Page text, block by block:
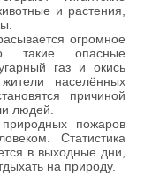
и растения,
огромное
такие опасные
газ и окись
населённых
причиной
людей.
пожаров
Статистика
в выходные дни,
на природу.